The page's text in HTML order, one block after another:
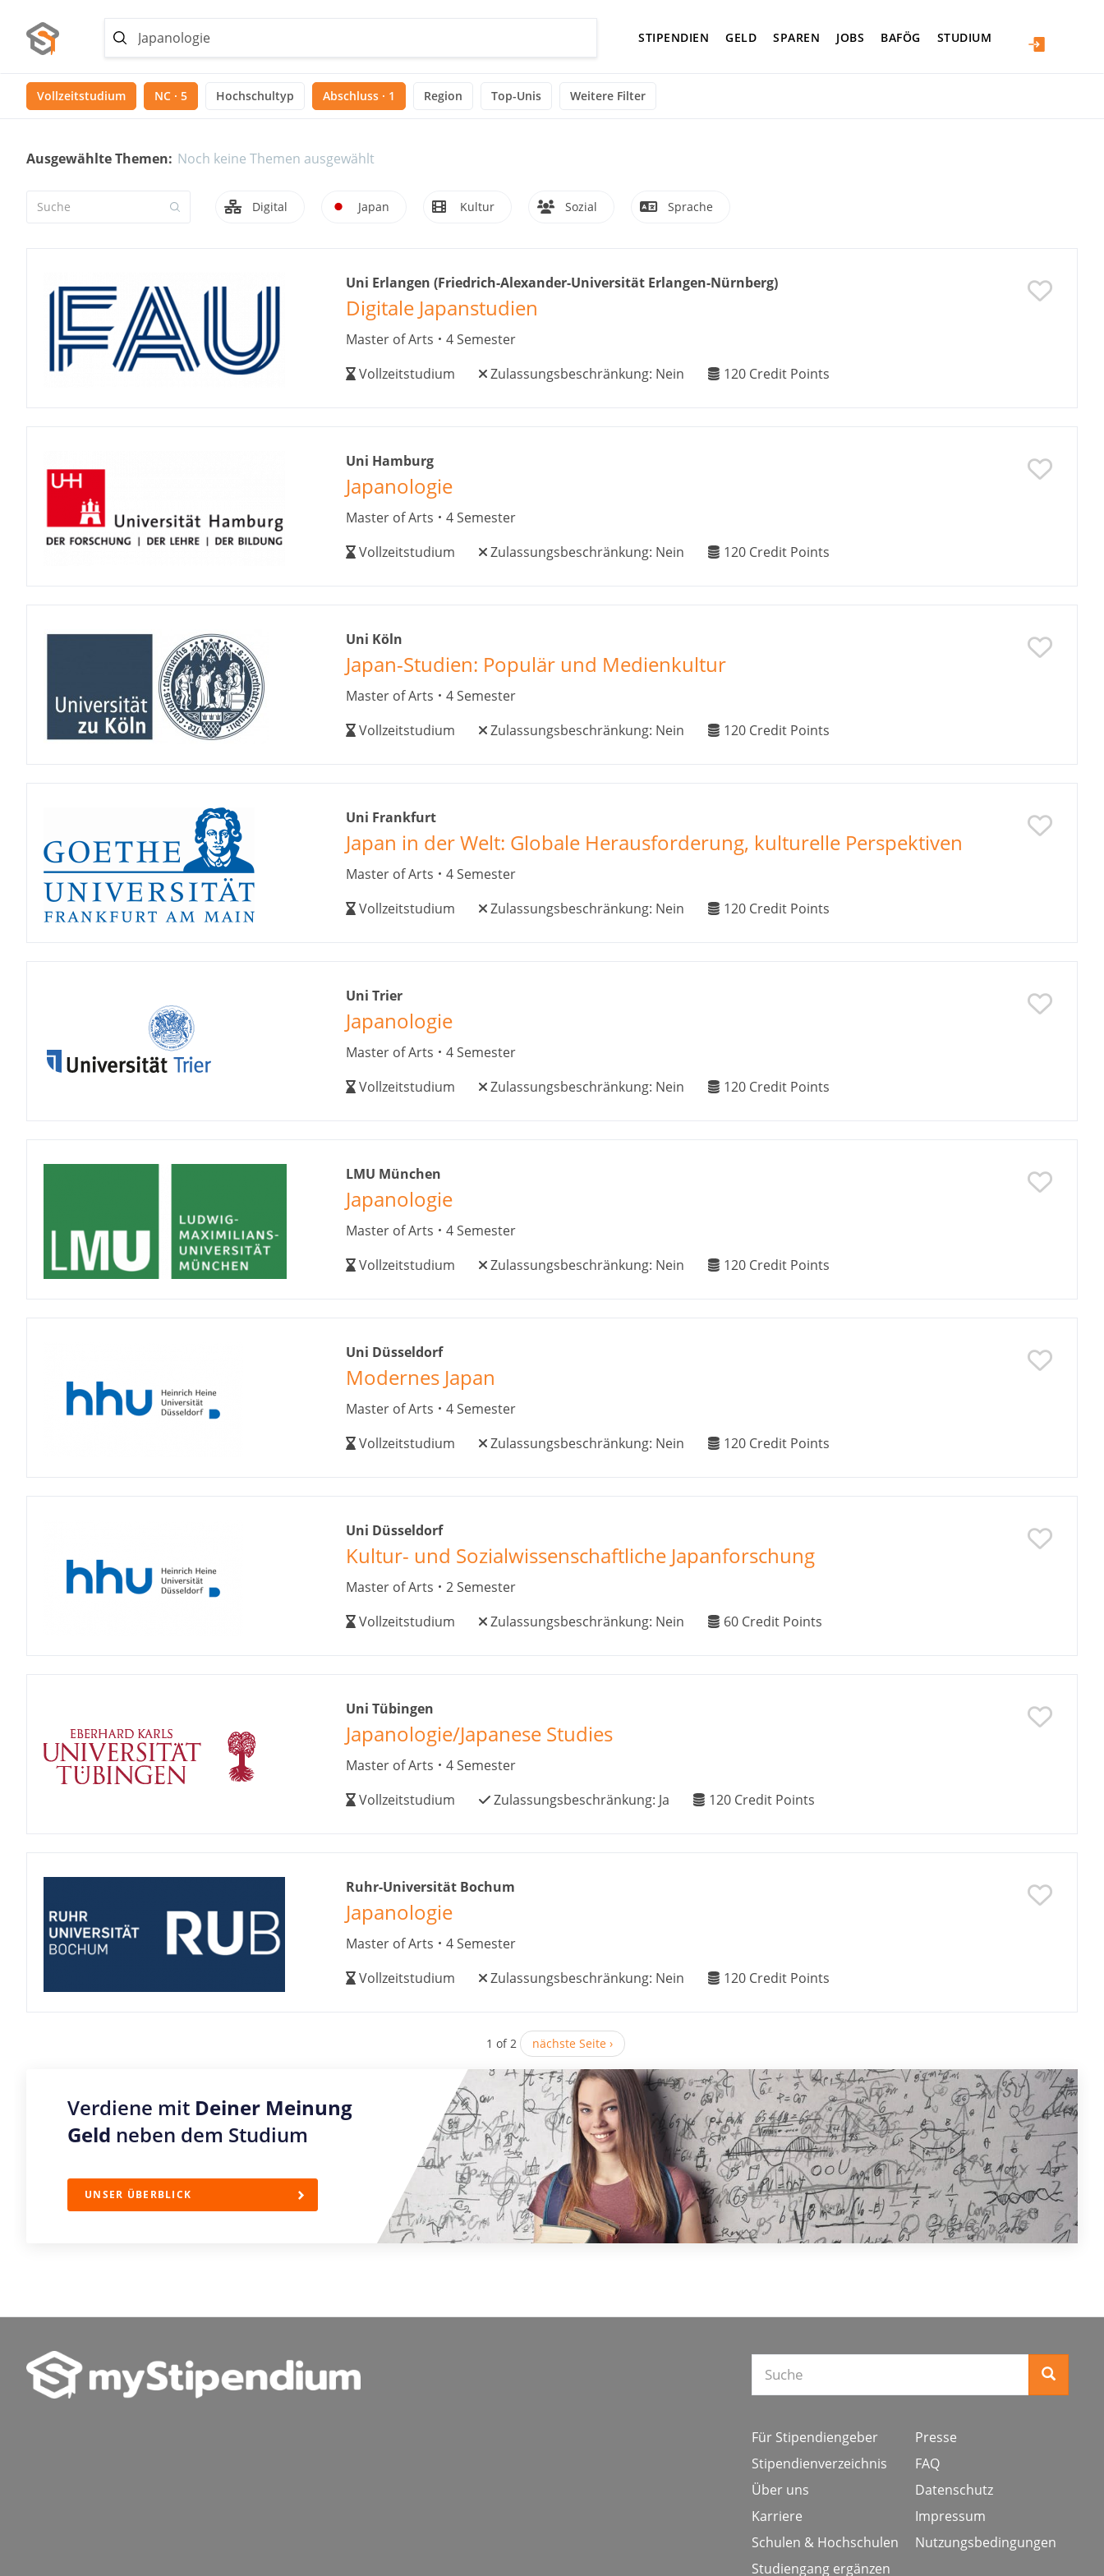
STIPENDIEN GELD SPAREN JOBS BAFÖG STUDIUM
Vollzeitstudium NC · 5 Hochschultyp Abschluss · 1 Region Top-Unis Weitere Filter
Ausgewählte Themen: Noch keine Themen ausgewählt
Digital Japan Kultur Sozial Sprache
Uni Erlangen (Friedrich-Alexander-Universität Erlangen-Nürnberg)
Digitale Japanstudien
Master of Arts
4 Semester
Vollzeitstudium
Zulassungsbeschränkung: Nein 120 Credit Points
Uni Hamburg
Japanologie
Master of Arts
4 Semester
Vollzeitstudium
Zulassungsbeschränkung: Nein 120 Credit Points
Uni Köln
Japan-Studien: Populär und Medienkultur
Master of Arts
4 Semester
Vollzeitstudium
Zulassungsbeschränkung: Nein 120 Credit Points
Uni Frankfurt
Japan in der Welt: Globale Herausforderung, kulturelle Perspektiven
Master of Arts
4 Semester
Vollzeitstudium
Zulassungsbeschränkung: Nein 120 Credit Points
Uni Trier
Japanologie
Master of Arts
4 Semester
Vollzeitstudium
Zulassungsbeschränkung: Nein 120 Credit Points
LMU München
Japanologie
Master of Arts
4 Semester
Vollzeitstudium
Zulassungsbeschränkung: Nein 120 Credit Points
Uni Düsseldorf
Modernes Japan
Master of Arts
4 Semester
Vollzeitstudium
Zulassungsbeschränkung: Nein 120 Credit Points
Uni Düsseldorf
Kultur- und Sozialwissenschaftliche Japanforschung
Master of Arts
2 Semester
Vollzeitstudium
Zulassungsbeschränkung: Nein 60 Credit Points
Uni Tübingen
Japanologie/Japanese Studies
Master of Arts
4 Semester
Vollzeitstudium
Zulassungsbeschränkung: Ja 120 Credit Points
Ruhr-Universität Bochum
Japanologie
Master of Arts
4 Semester
Vollzeitstudium
Zulassungsbeschränkung: Nein 120 Credit Points
1 of 2 nächste Seite ›
Verdiene mit Deiner Meinung
Geld neben dem Studium
UNSER ÜBERBLICK
Für Stipendiengeber
Stipendienverzeichnis
Über uns
Karriere
Schulen & Hochschulen
Studiengang ergänzen
Presse
FAQ
Datenschutz
Impressum
Nutzungsbedingungen